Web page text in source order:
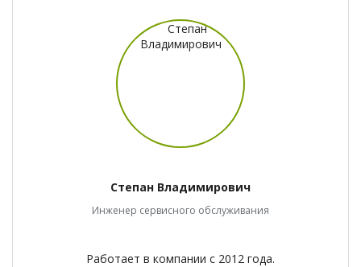
Степан Владимирович
Инженер сервисного обслуживания
Работает в компании с 2012 года.